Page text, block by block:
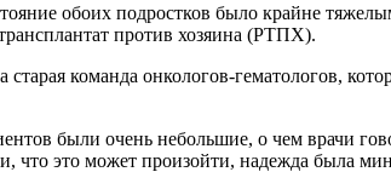
обоих подростков было крайне
против хозяина (РТПХ).
команда онкологов-гематологов,
были очень небольшие, о чем врачи
что это может произойти, надежда была